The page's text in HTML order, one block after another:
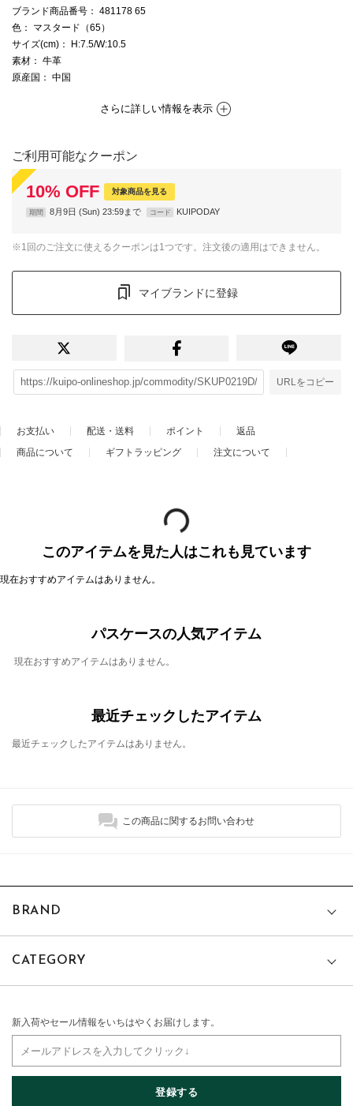
ブランド商品番号 ： 481178 65
色 ： マスタード（65）
サイズ(cm) ： H:7.5/W:10.5
素材 ： 牛革
原産国 ： 中国
さらに詳しい情報を表示
ご利用可能なクーポン
10% OFF 対象商品を見る
期間 8月9日 (Sun) 23:59まで コード KUIPODAY
※1回のご注文に使えるクーポンは1つです。注文後の適用はできません。
マイブランドに登録
URLをコピー
お支払い 配送・送料 ポイント
返品
商品について
ギフトラッピング 注文について
このアイテムを見た人はこれも見ています
現在おすすめアイテムはありません。
パスケースの人気アイテム
現在おすすめアイテムはありません。
最近チェックしたアイテム
最近チェックしたアイテムはありません。
この商品に関するお問い合わせ
BRAND
CATEGORY
新入荷やセール情報をいちはやくお届けします。
登録する